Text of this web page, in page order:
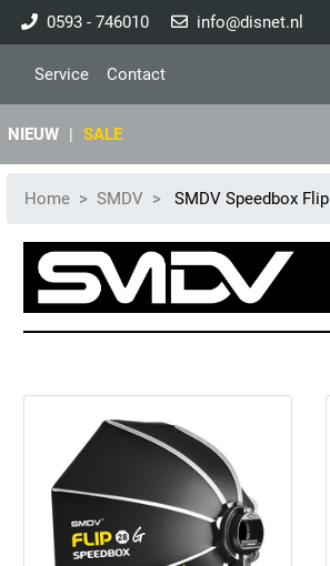
0593 - 746010 info@disnet.nl
Service Contact
NIEUW | SALE
Home SMDV SMDV Speedbox Flip